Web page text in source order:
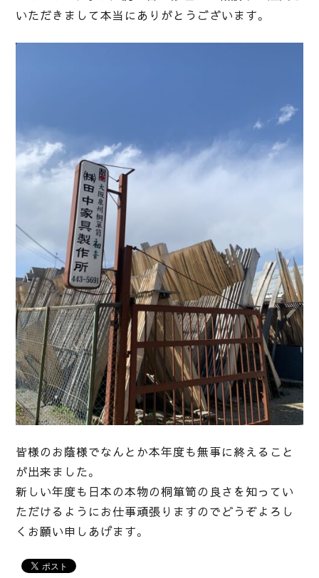
いただきまして本当にありがとうございます。
皆様のお蔭様でなんとか本年度も無事に終えること
が出来ました。
新しい年度も日本の本物の桐箪笥の良さを知ってい
ただけるようにお仕事頑張りますのでどうぞよろし
くお願い申しあげます。